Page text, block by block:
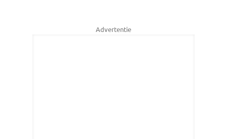
Advertentie